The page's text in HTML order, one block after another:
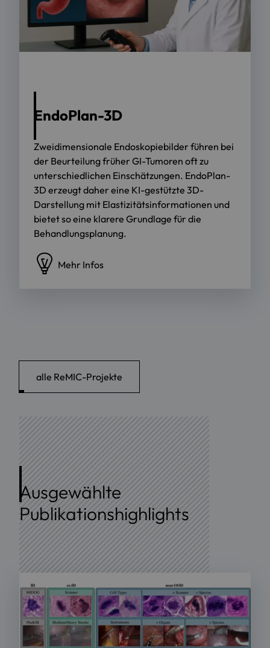
EndoPlan-3D
Zweidimensionale Endoskopiebilder führen bei
der Beurteilung früher GI-Tumoren oft zu
unterschiedlichen Einschätzungen. EndoPlan-
3D erzeugt daher eine KI-gestützte 3D-
Darstellung mit Elastizitätsinformationen und
bietet so eine klarere Grundlage für die
Behandlungsplanung.
Mehr Infos
alle ReMIC-Projekte
Ausgewählte
Publikationshighlights